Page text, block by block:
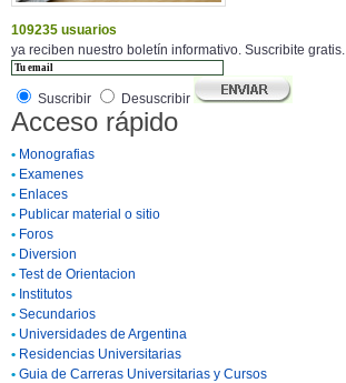
109235 usuarios
ya reciben nuestro boletín informativo. Suscribite gratis.
Suscribir Desuscribir
Acceso rápido
• Monografias
• Examenes
• Enlaces
• Publicar material o sitio
• Foros
• Diversion
• Test de Orientacion
• Institutos
• Secundarios
• Universidades de Argentina
• Residencias Universitarias
• Guia de Carreras Universitarias y Cursos